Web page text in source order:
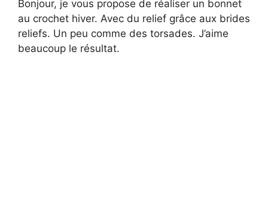
Bonjour, je vous propose de réaliser un bonnet
au crochet hiver. Avec du relief grâce aux brides
reliefs. Un peu comme des torsades. J’aime
beaucoup le résultat.